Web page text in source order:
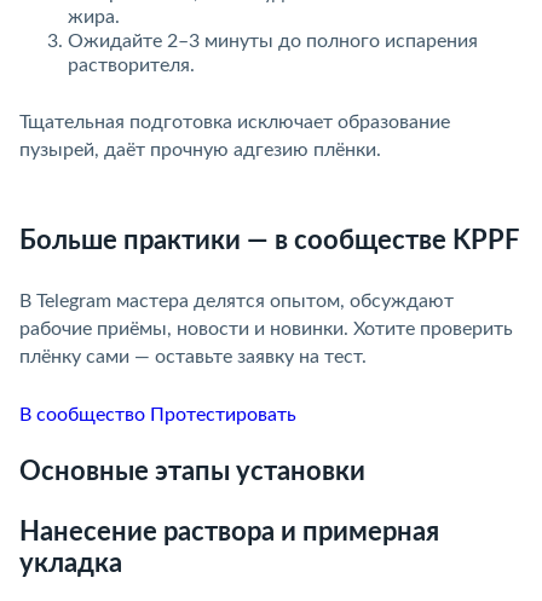
жира.
Ожидайте 2–3 минуты до полного испарения
растворителя.
Тщательная подготовка исключает образование
пузырей, даёт прочную адгезию плёнки.
Больше практики — в сообществе KPPF
В Telegram мастера делятся опытом, обсуждают
рабочие приёмы, новости и новинки. Хотите проверить
плёнку сами — оставьте заявку на тест.
В сообщество Протестировать
Основные этапы установки
Нанесение раствора и примерная
укладка